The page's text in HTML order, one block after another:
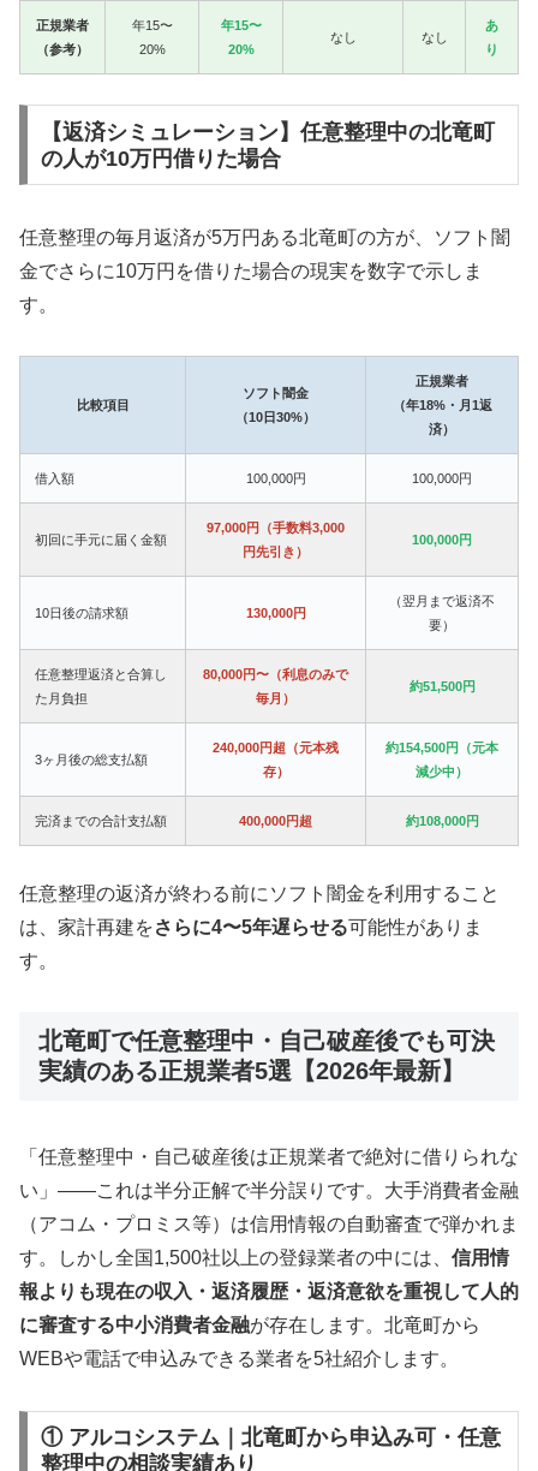
正規業者
（参考）
年15〜
20%
年15〜
20%
なし なし
あ
り
【返済シミュレーション】任意整理中の北竜町
の人が10万円借りた場合
任意整理の毎月返済が5万円ある北竜町の方が、ソフト闇
金でさらに10万円を借りた場合の現実を数字で示しま
す。
比較項目
ソフト闇金
（10日30%）
正規業者
（年18%・月1返
済）
借入額 100,000円 100,000円
初回に手元に届く金額
97,000円（手数料3,000
円先引き）
100,000円
10日後の請求額 130,000円
（翌月まで返済不
要）
任意整理返済と合算し
た月負担
80,000円〜（利息のみで
毎月）
約51,500円
3ヶ月後の総支払額
240,000円超（元本残
存）
約154,500円（元本
減少中）
完済までの合計支払額 400,000円超 約108,000円
任意整理の返済が終わる前にソフト闇金を利用すること
は、家計再建をさらに4〜5年遅らせる可能性がありま
す。
北竜町で任意整理中・自己破産後でも可決
実績のある正規業者5選【2026年最新】
「任意整理中・自己破産後は正規業者で絶対に借りられな
い」——これは半分正解で半分誤りです。大手消費者金融
（アコム・プロミス等）は信用情報の自動審査で弾かれま
す。しかし全国1,500社以上の登録業者の中には、 信用情
報よりも現在の収入・返済履歴・返済意欲を重視して人的
に審査する中小消費者金融が存在します。北竜町から
WEBや電話で申込みできる業者を5社紹介します。
① アルコシステム｜北竜町から申込み可・任意
整理中の相談実績あり